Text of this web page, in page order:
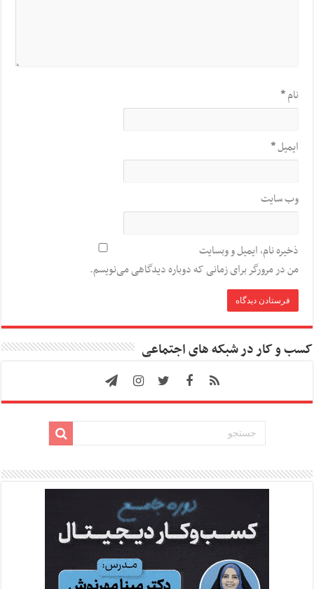
نام*
ایمیل*
وب‌ سایت
ذخیره نام، ایمیل و وبسایت
من در مرورگر برای زمانی که دوباره دیدگاهی می‌نویسم.
کسب و کار در شبکه های اجتماعی